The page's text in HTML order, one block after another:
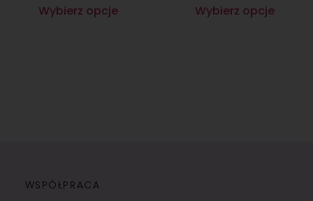
Wybierz opcje Wybierz opcje
WSPÓŁPRACA